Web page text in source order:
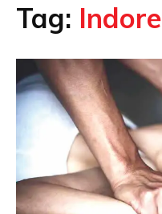
Tag: Indore